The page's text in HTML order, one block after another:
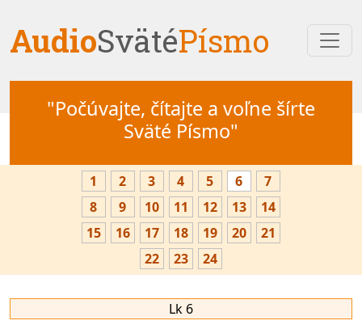
AudioSvätéPísmo
"Počúvajte, čítajte a voľne šírte
Sväté Písmo"
1 2 3 4 5 6
7
8
9 10 11 12 13
14
15
16 17 18 19 20
21
22
23 24
Lk 6